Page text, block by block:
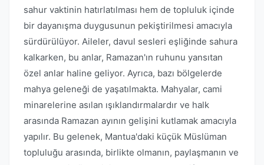
sahur vaktinin hatırlatılması hem de topluluk içinde
bir dayanışma duygusunun pekiştirilmesi amacıyla
sürdürülüyor. Aileler, davul sesleri eşliğinde sahura
kalkarken, bu anlar, Ramazan'ın ruhunu yansıtan
özel anlar haline geliyor. Ayrıca, bazı bölgelerde
mahya geleneği de yaşatılmakta. Mahyalar, cami
minarelerine asılan ışıklandırmalardır ve halk
arasında Ramazan ayının gelişini kutlamak amacıyla
yapılır. Bu gelenek, Mantua'daki küçük Müslüman
topluluğu arasında, birlikte olmanın, paylaşmanın ve